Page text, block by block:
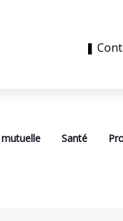
❚
Santé